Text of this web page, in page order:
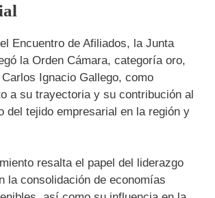
Encuentro de Afiliados, la Junta
la Orden Cámara, categoría oro,
Ignacio Gallego, como
a su trayectoria y su contribución al
del tejido empresarial en la región y
resalta el papel del liderazgo
la consolidación de economías